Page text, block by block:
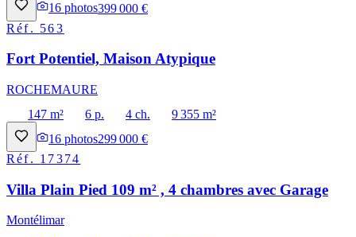
16 photos399 000 €
Réf. 563
Fort Potentiel, Maison Atypique
ROCHEMAURE
147 m²
6 p. 4 ch.
9 355 m²
16 photos299 000 €
Réf. 17374
Villa Plain Pied 109 m² , 4 chambres avec Garage
Montélimar